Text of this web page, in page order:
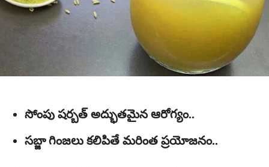
సోంపు షర్బత్ అద్భుతమైన ఆరోగ్యం..
సబ్జా గింజలు కలిపితే మరింత ప్రయోజనం..